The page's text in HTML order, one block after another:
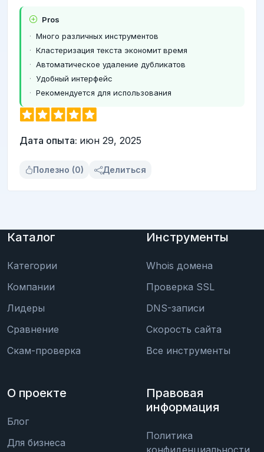
Pros
Много различных инструментов
Кластеризация текста экономит время
Автоматическое удаление дубликатов
Удобный интерфейс
Рекомендуется для использования
Дата опыта: июн 29, 2025
Полезно (0) Делиться
Каталог
Категории
Компании
Лидеры
Сравнение
Скам-проверка
Инструменты
Whois домена
Проверка SSL
DNS-записи
Скорость сайта
Все инструменты
О проекте
Блог
Для бизнеса
Правовая
информация
Политика